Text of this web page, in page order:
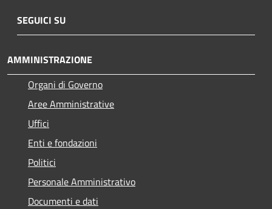
SEGUICI SU
AMMINISTRAZIONE
Organi di Governo
Aree Amministrative
Uffici
Enti e fondazioni
Politici
Personale Amministrativo
Documenti e dati